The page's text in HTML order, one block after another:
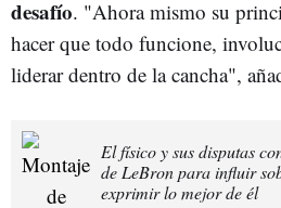
desafío. "Ahora mismo su
hacer que todo funcione,
liderar dentro de la cancha",
El físico y sus disputas
de LeBron para influir
exprimir lo mejor de él